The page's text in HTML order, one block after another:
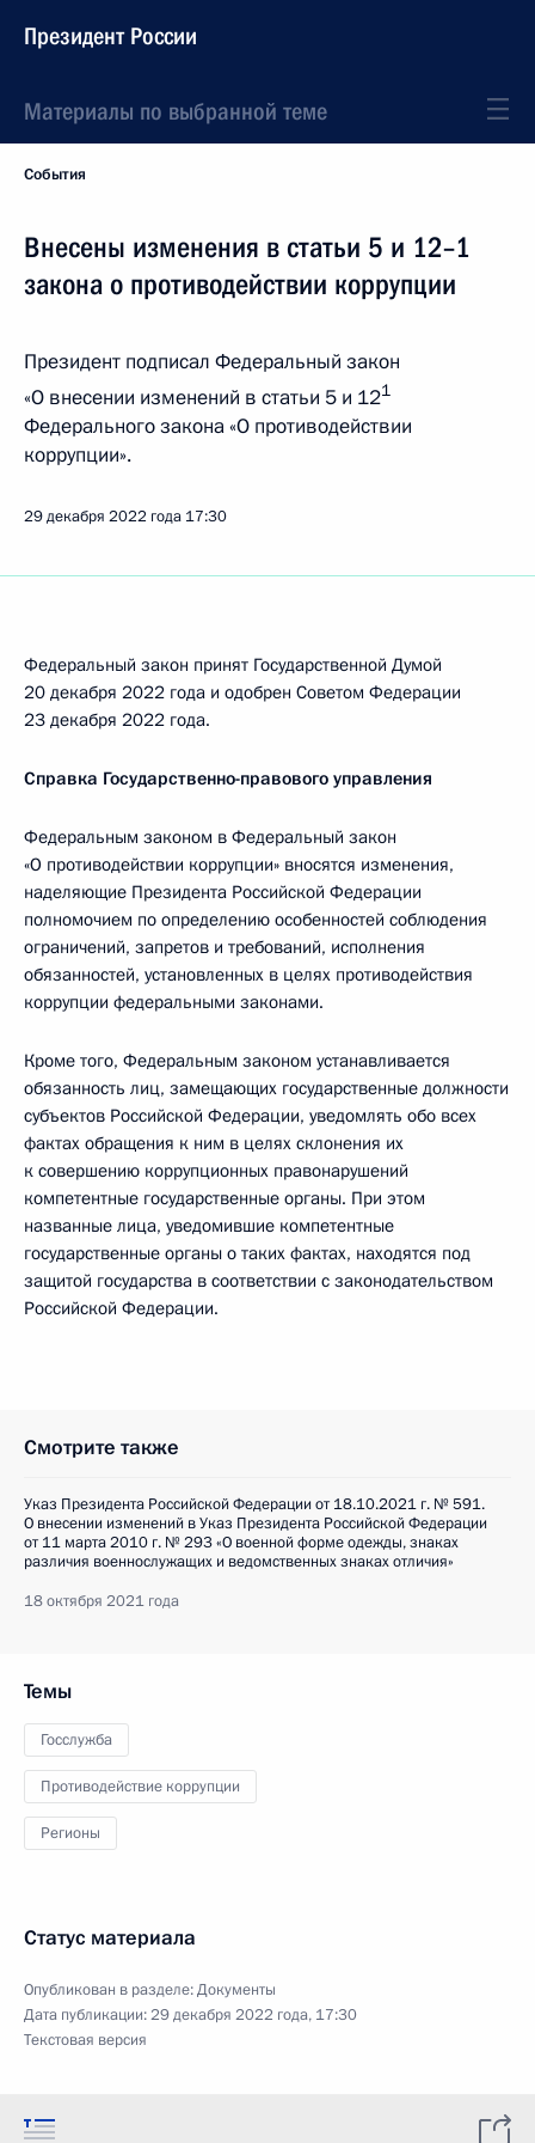
Президент России
Материалы по выбранной теме
События
Внесены изменения в статьи 5 и 12–1
закона о противодействии коррупции
Президент подписал Федеральный закон
«О внесении изменений в статьи 5 и 121
Федерального закона «О противодействии
коррупции».
29 декабря 2022 года 17:30
Федеральный закон принят Государственной Думой
20 декабря 2022 года и одобрен Советом Федерации
23 декабря 2022 года.
Справка Государственно-правового управления
Федеральным законом в Федеральный закон
«О противодействии коррупции» вносятся изменения,
наделяющие Президента Российской Федерации
полномочием по определению особенностей соблюдения
ограничений, запретов и требований, исполнения
обязанностей, установленных в целях противодействия
коррупции федеральными законами.
Кроме того, Федеральным законом устанавливается
обязанность лиц, замещающих государственные должности
субъектов Российской Федерации, уведомлять обо всех
фактах обращения к ним в целях склонения их
к совершению коррупционных правонарушений
компетентные государственные органы. При этом
названные лица, уведомившие компетентные
государственные органы о таких фактах, находятся под
защитой государства в соответствии с законодательством
Российской Федерации.
Смотрите также
Указ Президента Российской Федерации от 18.10.2021 г. № 591.
О внесении изменений в Указ Президента Российской Федерации
от 11 марта 2010 г. № 293 «О военной форме одежды, знаках
различия военнослужащих и ведомственных знаках отличия»
18 октября 2021 года
Темы
Госслужба
Противодействие коррупции
Регионы
Статус материала
Опубликован в разделе:Документы
Дата публикации:29 декабря 2022 года, 17:30
Текстовая версия